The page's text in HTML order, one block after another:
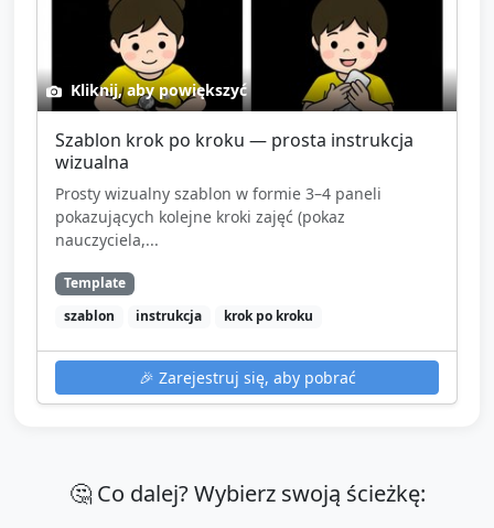
Kliknij, aby powiększyć
Szablon krok po kroku — prosta instrukcja
wizualna
Prosty wizualny szablon w formie 3–4 paneli
pokazujących kolejne kroki zajęć (pokaz
nauczyciela,...
Template
szablon
instrukcja krok po kroku
🎉 Zarejestruj się, aby pobrać
🤔 Co dalej? Wybierz swoją ścieżkę: